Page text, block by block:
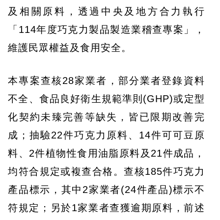
及相關原料，透過中央及地方合力執行
「114年度巧克力製品製造業稽查專案」，
維護民眾權益及食用安全。
本專案查核28家業者，部分業者登錄資料
不全、食品良好衛生規範準則(GHP)或定型
化契約未臻完善等缺失，皆已限期改善完
成；抽驗22件巧克力原料、14件可可豆原
料、2件植物性食用油脂原料及21件成品，
均符合規定或複查合格。查核185件巧克力
產品標示，其中2家業者(24件產品)標示不
符規定；另於1家業者查獲逾期原料，前述